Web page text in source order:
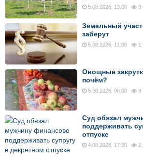
5.08.2026, 13:00 3
Земельный
заберут
5.08.2026, 11:00 1
Овощные
почём?
5.08.2026, 08:00 3
Суд обязал
поддерживать
отпуске
4.08.2026, 17:30 2